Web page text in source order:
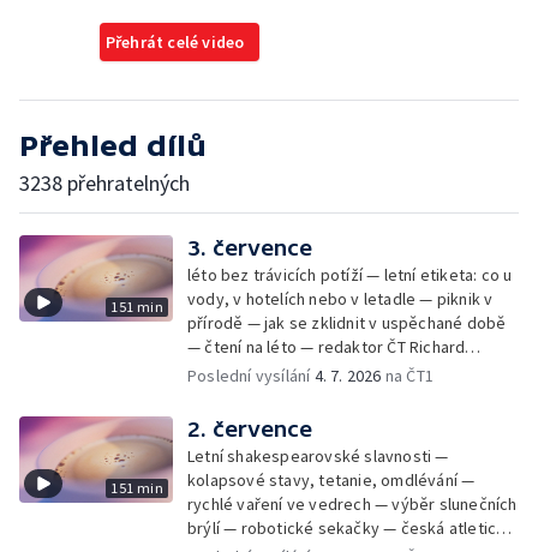
Přehrát celé video
Přehled dílů
3238 přehratelných
151 min
3. července
léto bez trávicích potíží — letní etiketa: co u
vody, v hotelích nebo v letadle — piknik v
přírodě — jak se zklidnit v uspěchané době
— čtení na léto — redaktor ČT Richard
Samko
Poslední vysílání4. 7. 2026 na ČT1
151 min
2. července
Letní shakespearovské slavnosti —
kolapsové stavy, tetanie, omdlévání —
rychlé vaření ve vedrech — výběr slunečních
brýlí — robotické sekačky — česká atletická